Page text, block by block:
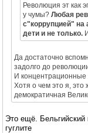
Революция эт как
у чумы? Любая
с"коррупцией" на
дети и не только.
Да достаточно
задолго до
И концентрационные
Хотя о чем это я, это
демократичная
Это ещё. Бельгийский
гуглите